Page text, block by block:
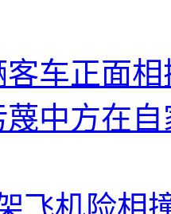
车正面
中方在
飞机险相